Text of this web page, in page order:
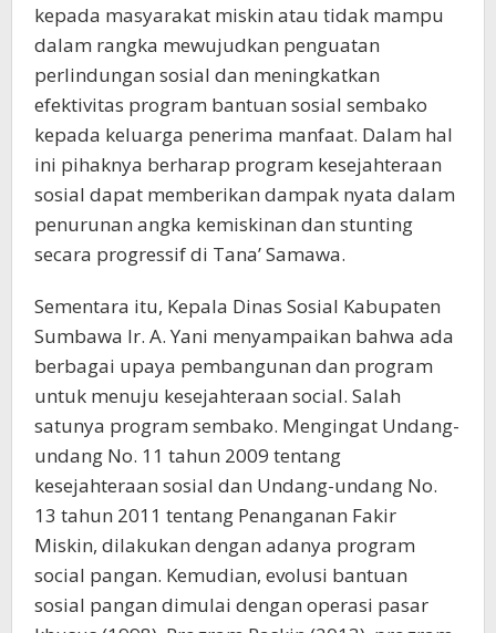
kepada masyarakat miskin atau tidak mampu
dalam rangka mewujudkan penguatan
perlindungan sosial dan meningkatkan
efektivitas program bantuan sosial sembako
kepada keluarga penerima manfaat. Dalam hal
ini pihaknya berharap program kesejahteraan
sosial dapat memberikan dampak nyata dalam
penurunan angka kemiskinan dan stunting
secara progressif di Tana’ Samawa.
Sementara itu, Kepala Dinas Sosial Kabupaten
Sumbawa Ir. A. Yani menyampaikan bahwa ada
berbagai upaya pembangunan dan program
untuk menuju kesejahteraan social. Salah
satunya program sembako. Mengingat Undang-
undang No. 11 tahun 2009 tentang
kesejahteraan sosial dan Undang-undang No.
13 tahun 2011 tentang Penanganan Fakir
Miskin, dilakukan dengan adanya program
social pangan. Kemudian, evolusi bantuan
sosial pangan dimulai dengan operasi pasar